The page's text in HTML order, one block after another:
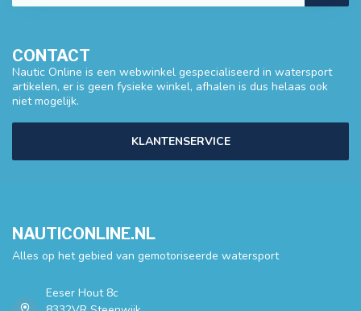
CONTACT
Nautic Online is een webwinkel gespecialiseerd in watersport
artikelen, er is geen fysieke winkel, afhalen is dus helaas ook
niet mogelijk.
KLANTENSERVICE
NAUTICONLINE.NL
Alles op het gebied van gemotoriseerde watersport
Eeser Hout 8c